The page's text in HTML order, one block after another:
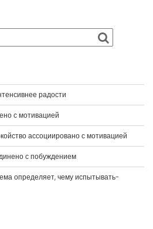
радости
с мотивацией
ассоциировано с мотивацией
с побуждением
определяет, чему испытывать-